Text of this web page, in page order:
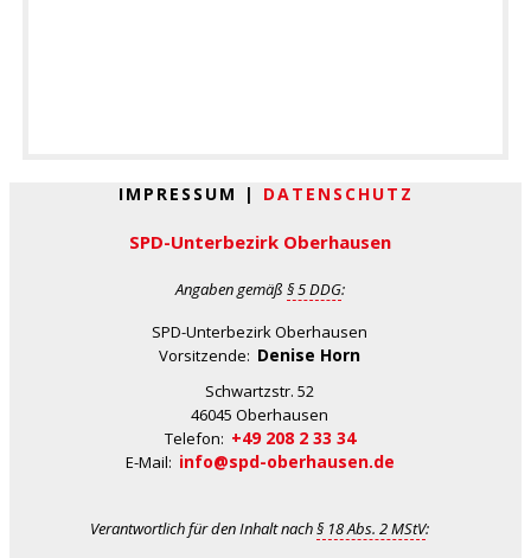
IMPRESSUM | DATENSCHUTZ
SPD-Unterbezirk Oberhausen
Angaben gemäß § 5 DDG:
SPD-Unterbezirk Oberhausen
Vorsitzende: Denise Horn
Schwartzstr. 52
46045 Oberhausen
Telefon: +49 208 2 33 34
E-Mail: info@spd-oberhausen.de
Verantwortlich für den Inhalt nach§ 18 Abs. 2 MStV: